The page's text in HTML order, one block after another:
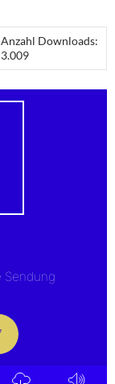
Anzahl Downloads:
3.009